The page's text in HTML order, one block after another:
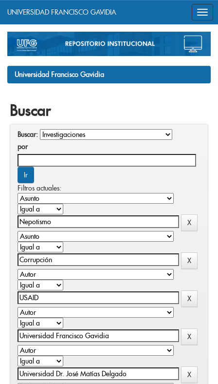
navigation
UNIVERSIDAD FRANCISCO GAVIDIA
Universidad Francisco Gavidia
Buscar
Buscar:
por
Filtros actuales: